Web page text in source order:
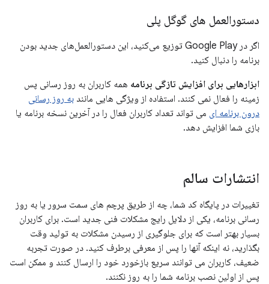
دستورالعمل های گوگل پلی
اگر در Google Play توزیع می‌کنید، این دستورالعمل‌های جدید بودن
برنامه را دنبال کنید.
ابزارهایی برای افزایش تازگی برنامه همه کاربران به روز رسانی پس
زمینه را فعال نمی کنند. استفاده از ویژگی هایی مانند به روز رسانی
درون برنامه ای می تواند تعداد کاربران فعال را در آخرین نسخه برنامه یا
بازی شما افزایش دهد.
انتشارات سالم
تغییرات در پایگاه کد شما، چه از طریق پرچم های سمت سرور یا به روز
رسانی برنامه، یکی از دلایل رایج مشکلات فنی جدید است. برای کاربران
بسیار بهتر است که برای جلوگیری از رسیدن مشکلات به تولید وقت
بگذارید، نه اینکه آنها را پس از معرفی برطرف کنید. در صورت تجربه
ضعیف، کاربران می توانند سریع بازخورد خود را ارسال کنند و ممکن است
پس از اولین نصب برنامه شما را به روز نکنند.